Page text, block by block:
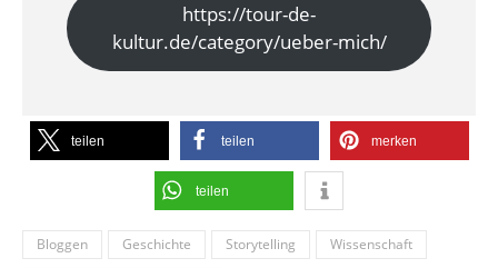
https://tour-de-
kultur.de/category/ueber-mich/
teilen teilen merken
teilen
Bloggen Geschichte Storytelling
Wissenschaft